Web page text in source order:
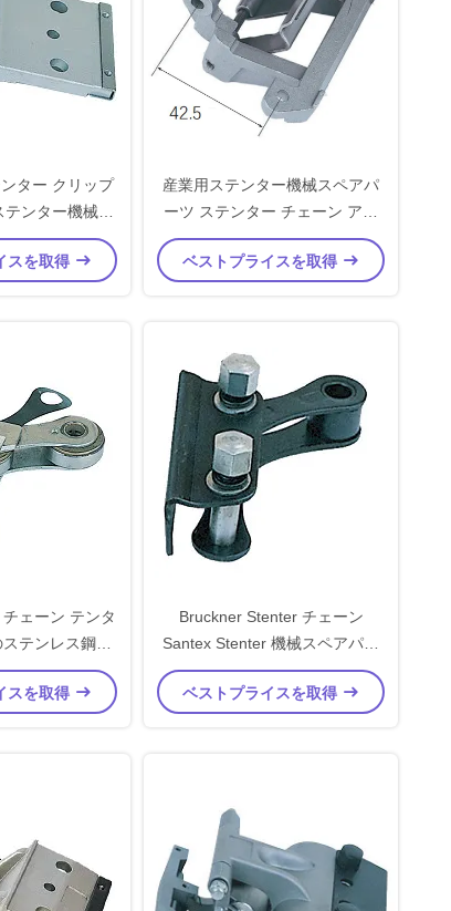
ター クリップ
ンター機械ス
ーツ
スを取得
産業用ステンター機械スペアパ
ーツ ステンター チェーン アル
ミニウム素材ピンホルダー
ベストプライスを取得
ェーン テンタ
テンレス鋼材
スを取得
Bruckner Stenter チェーン
Santex Stenter 機械スペアパー
ツ
ベストプライスを取得